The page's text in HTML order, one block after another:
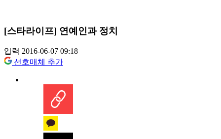
[스타라이프] 연예인과 정치
입력 2016-06-07 09:18
선호매체 추가